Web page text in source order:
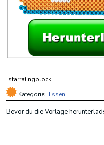
[starratingblock]
Kategorie: Essen
Bevor du die Vorlage